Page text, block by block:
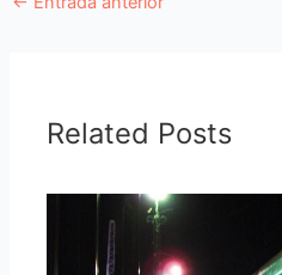
Related Posts